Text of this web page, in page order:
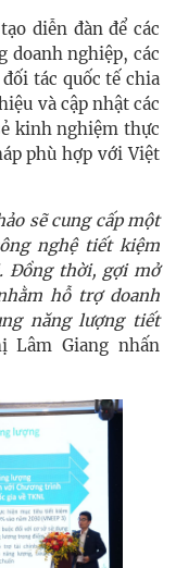
diễn đàn để các
doanh nghiệp, các
tác quốc tế chia
và cập nhật các
kinh nghiệm thực
phù hợp với Việt
sẽ cung cấp một
nghệ tiết kiệm
Đồng thời, gợi mở
hỗ trợ doanh
năng lượng tiết
Lâm Giang nhấn